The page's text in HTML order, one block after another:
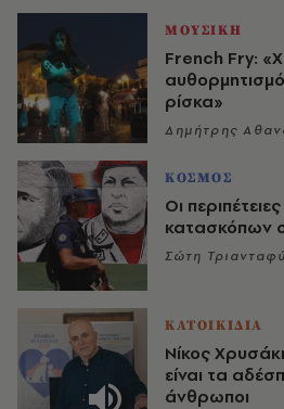
ΜΟΥΣΙΚΗ
French Fry:
ρίσκα»
Δημήτρης
ΚΟΣΜΟΣ
Οι
κατασκόπων
Σώτη
ΚΑΤΟΙΚΙΔΙΑ
Νίκος
είναι τα
άνθρωποι